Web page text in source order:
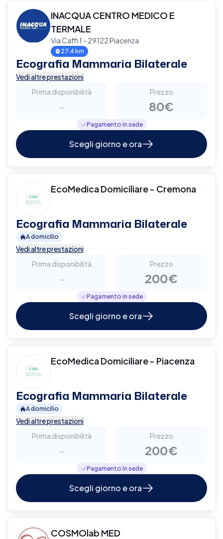
INACQUA CENTRO MEDICO E
TERMALE
Via Caffi 1 - 29122 Piacenza
27.4 km
Ecografia Mammaria Bilaterale
Vedi altre prestazioni
Prima disponibilità
-
Prezzo
80€
Pagamento in sede
Scegli giorno e ora
EcoMedica Domiciliare - Cremona
Ecografia Mammaria Bilaterale
A domicilio
Vedi altre prestazioni
Prima disponibilità
-
Prezzo
200€
Pagamento in sede
Scegli giorno e ora
EcoMedica Domiciliare - Piacenza
Ecografia Mammaria Bilaterale
A domicilio
Vedi altre prestazioni
Prima disponibilità
-
Prezzo
200€
Pagamento in sede
Scegli giorno e ora
COSMOlab MED